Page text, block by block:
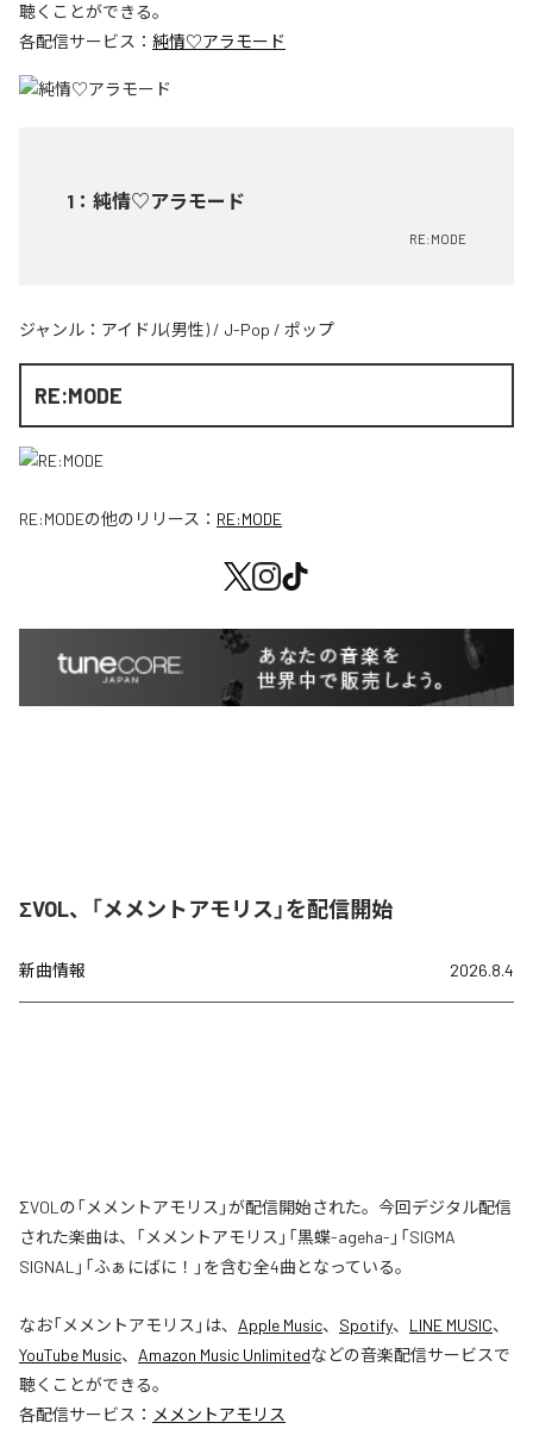
聴くことができる。
各配信サービス： 純情♡アラモード
1 ： 純情♡アラモード
RE:MODE
ジャンル： アイドル(男性) / J-Pop / ポップ
RE:MODE
RE:MODEの他のリリース： RE:MODE
ΣVOL、「メメントアモリス」を配信開始
新曲情報 2026.8.4
ΣVOLの「メメントアモリス」が配信開始された。今回デジタル配信
された楽曲は、「メメントアモリス」「黒蝶-ageha-」「SIGMA
SIGNAL」「ふぁにばに！」を含む全4曲となっている。
なお「メメントアモリス 」は、 Apple Music、 Spotify、 LINE MUSIC、
YouTube Music、 Amazon Music Unlimitedなどの音楽配信サービスで
聴くことができる。
各配信サービス： メメントアモリス